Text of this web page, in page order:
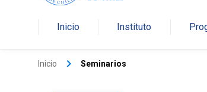
Inicio Instituto
Inicio keyboard_arrow_right Seminarios